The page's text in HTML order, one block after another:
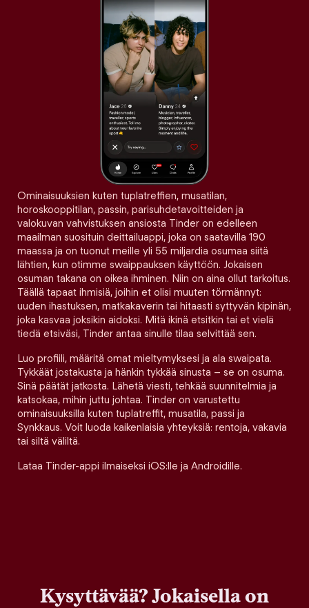
Ominaisuuksien kuten tuplatreffien, musatilan,
horoskooppitilan, passin, parisuhdetavoitteiden ja
valokuvan vahvistuksen ansiosta Tinder on edelleen
maailman suosituin deittailuappi, joka on saatavilla 190
maassa ja on tuonut meille yli 55 miljardia osumaa siitä
lähtien, kun otimme swaippauksen käyttöön. Jokaisen
osuman takana on oikea ihminen. Niin on aina ollut tarkoitus.
Täällä tapaat ihmisiä, joihin et olisi muuten törmännyt:
uuden ihastuksen, matkakaverin tai hitaasti syttyvän kipinän,
joka kasvaa joksikin aidoksi. Mitä ikinä etsitkin tai et vielä
tiedä etsiväsi, Tinder antaa sinulle tilaa selvittää sen.
Luo profiili, määritä omat mieltymyksesi ja ala swaipata.
Tykkäät jostakusta ja hänkin tykkää sinusta – se on osuma.
Sinä päätät jatkosta. Lähetä viesti, tehkää suunnitelmia ja
katsokaa, mihin juttu johtaa. Tinder on varustettu
ominaisuuksilla kuten tuplatreffit, musatila, passi ja
Synkkaus. Voit luoda kaikenlaisia yhteyksiä: rentoja, vakavia
tai siltä väliltä.
Lataa Tinder-appi ilmaiseksi iOS:lle ja Androidille.
Kysyttävää? Jokaisella on